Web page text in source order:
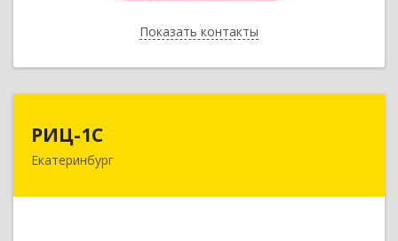
Показать контакты
Назад
РИЦ-1С
Екатеринбург
620102, Свердловская обл, Екатеринбург г,